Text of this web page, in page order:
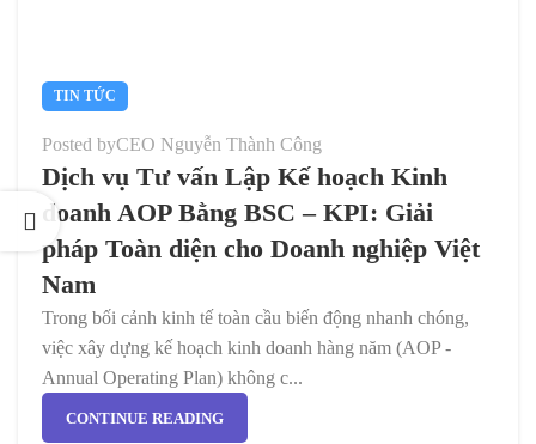
TIN TỨC
Posted byCEO Nguyễn Thành Công
Dịch vụ Tư vấn Lập Kế hoạch Kinh
doanh AOP Bằng BSC – KPI: Giải
pháp Toàn diện cho Doanh nghiệp Việt
Nam
Trong bối cảnh kinh tế toàn cầu biến động nhanh chóng,
việc xây dựng kế hoạch kinh doanh hàng năm (AOP -
Annual Operating Plan) không c...
CONTINUE READING